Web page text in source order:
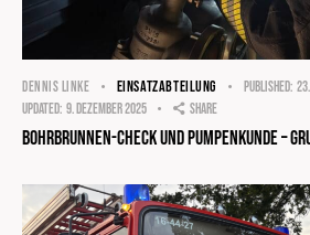
DENNIS LINKE EINSATZABTEILUNG Published:
Updated: 9. Dezember 2025 Share
Bohrbrunnen-Check und Pumpenkunde –